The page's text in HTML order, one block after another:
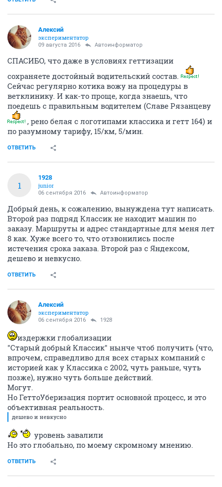
Алексий
экспериментатор
09 августа 2016 Автоинформатор
СПАСИБО, что даже в условиях геттизации
сохраняете достойный водительский состав.
Сейчас регулярно котика вожу на процедуры в
ветклинику. И как-то проще, когда знаешь, что
поедешь с правильным водителем (Славе Рязанцеву
, рено белая с логотипами классика и гетт 164) и
по разумному тарифу, 15/км, 5/мин.
ОТВЕТИТЬ
1
1928
junior
06 сентября 2016 Автоинформатор
Добрый день, к сожалению, вынуждена тут написать.
Второй раз подряд Классик не находит машин по
заказу. Маршруты и адрес стандартные для меня лет
8 как. Хуже всего то, что отзвонились после
истечения срока заказа. Второй раз с Яндексом,
дешево и невкусно.
ОТВЕТИТЬ
Алексий
экспериментатор
06 сентября 2016 1928
издержки глобализации
"Старый добрый Классик" нынче чтоб получить (что,
впрочем, справедливо для всех старых компаний с
историей как у Классика с 2002, чуть раньше, чуть
позже), нужно чуть больше действий.
Могут.
Но ГеттоУберизация портит основной процесс, и это
объективная реальность.
дешево и невкусно
уровень завалили
Но это глобально, по моему скромному мнению.
ОТВЕТИТЬ